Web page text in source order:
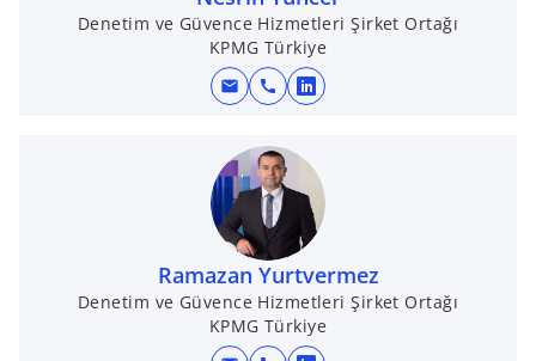
a
n
e
w
b
Denetim ve Güvence Hizmetleri Şirket Ortağı
KPMG Türkiye
mail call
o
e
s
i
n
a
n
Ramazan Yurtvermez
Denetim ve Güvence Hizmetleri Şirket Ortağı
KPMG Türkiye